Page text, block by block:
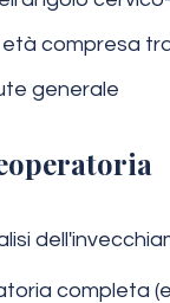
compresa
generale
completa